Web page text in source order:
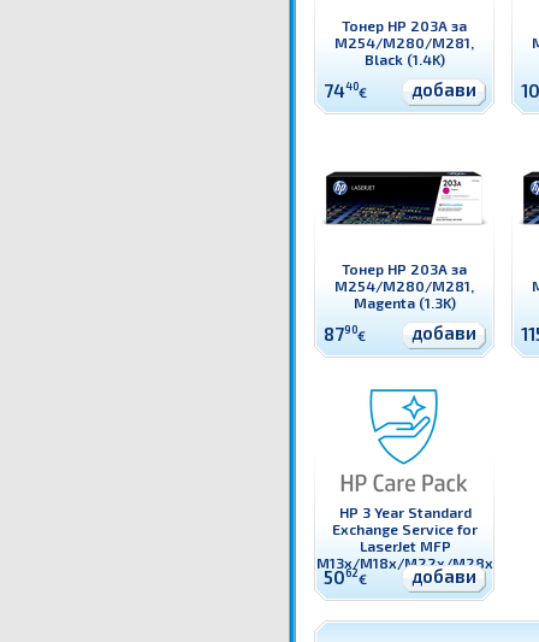
Тонер HP 203A за
M254/M280/M281,
Black (1.4K)
7440€ добави
Тонер HP 203A за
M254/M280/M281,
Magenta (1.3K)
8790€ добави
HP 3 Year Standard
Exchange Service for
LaserJet MFP
M13x/M18x/M22x/M28x
5062€ добави